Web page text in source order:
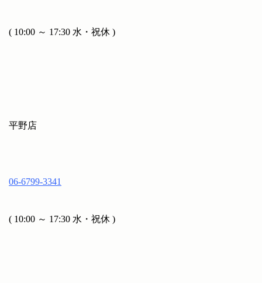
( 10:00 ～ 17:30 水・祝休 )
平野店
06-6799-3341
( 10:00 ～ 17:30 水・祝休 )